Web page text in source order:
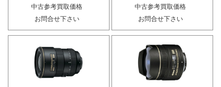
中古参考買取価格
お問合せ下さい
中古参考買取価格
お問合せ下さい